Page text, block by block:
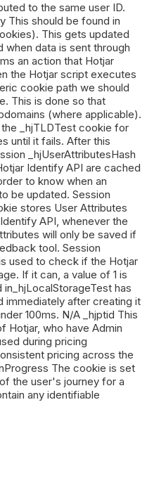
to the same user ID.
This should be found in
This gets updated
when data is sent through
an action that Hotjar
the Hotjar script executes
cookie path we should
This is done so that
(where applicable).
_hjTLDTest cookie for
until it fails. After this
_hjUserAttributesHash
Identify API are cached
to know when an
be updated. Session
stores User Attributes
API, whenever the
will only be saved if
tool. Session
used to check if the Hotjar
If it can, a value of 1 is
has
immediately after creating it
100ms. N/A _hjptid This
Hotjar, who have Admin
during pricing
pricing across the
The cookie is set
the user's journey for a
any identifiable